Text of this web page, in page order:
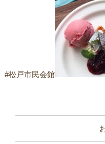
#松戸市民会館